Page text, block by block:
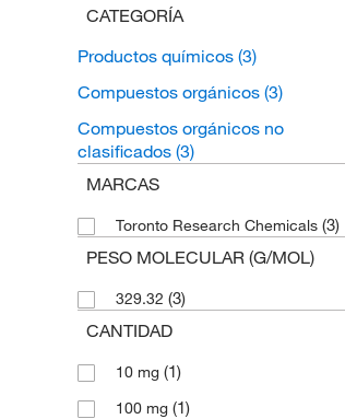
CATEGORÍA
Productos químicos (3)
Compuestos orgánicos (3)
Compuestos orgánicos no
clasificados (3)
MARCAS
Toronto Research Chemicals (3)
PESO MOLECULAR (G/MOL)
329.32 (3)
CANTIDAD
10 mg (1)
100 mg (1)